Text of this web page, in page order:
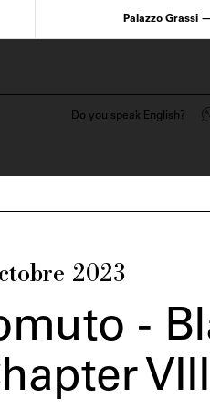
Palazzo Grassi
Do you speak English?
2023
-
VIII